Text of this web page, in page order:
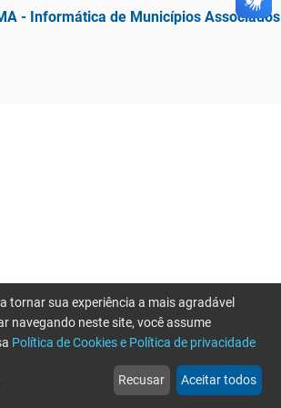
- Informática de Municípios Associados
web
Notícias
more_horiz
Mais
tornar sua experiência a mais agradável
navegando neste site, você assume
Política de Cookies e Política de privacidade
Recusar Aceitar todos